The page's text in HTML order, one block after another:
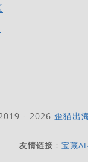
- 2026 歪猫出
友情链接 ： 宝藏